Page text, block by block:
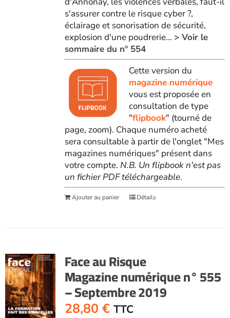
s'assurer contre le risque cyber ?,
éclairage et sonorisation de sécurité,
explosion d'une poudrerie... > Voir le
sommaire du n° 554
Cette version du
magazine numérique
vous est proposée en
consultation de type
"flipbook" (tourné de
page, zoom). Chaque numéro acheté
sera consultable à partir de l'onglet "Mes
magazines numériques" présent dans
votre compte. N.B. Un flipbook n'est pas
un fichier PDF téléchargeable.
Ajouter au panier Détails
Face au Risque
Magazine numérique n° 555
– Septembre 2019
28,80 € TTC